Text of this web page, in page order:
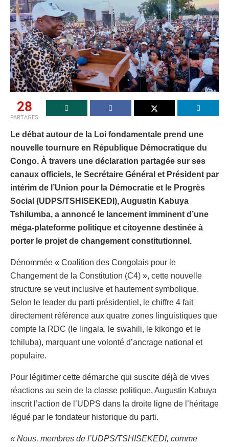
28
PARTAGES
Le débat autour de la Loi fondamentale prend une
nouvelle tournure en République Démocratique du
Congo. À travers une déclaration partagée sur ses
canaux officiels, le Secrétaire Général et Président par
intérim de l’Union pour la Démocratie et le Progrès
Social (UDPS/TSHISEKEDI), Augustin Kabuya
Tshilumba, a annoncé le lancement imminent d’une
méga-plateforme politique et citoyenne destinée à
porter le projet de changement constitutionnel.
Dénommée « Coalition des Congolais pour le
Changement de la Constitution (C4) », cette nouvelle
structure se veut inclusive et hautement symbolique.
Selon le leader du parti présidentiel, le chiffre 4 fait
directement référence aux quatre zones linguistiques que
compte la RDC (le lingala, le swahili, le kikongo et le
tchiluba), marquant une volonté d’ancrage national et
populaire.
Pour légitimer cette démarche qui suscite déjà de vives
réactions au sein de la classe politique, Augustin Kabuya
inscrit l’action de l’UDPS dans la droite ligne de l’héritage
légué par le fondateur historique du parti.
« Nous, membres de l’UDPS/TSHISEKEDI, comme